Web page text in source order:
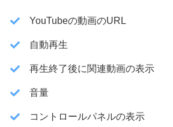
YouTubeの動画のURL
自動再生
再生終了後に関連動画の表示
音量
コントロールパネルの表示